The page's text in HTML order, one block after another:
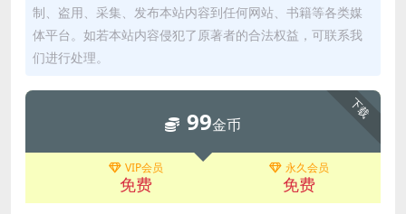
制、盗用、采集、发布本站内容到任何网站、书籍等各类媒
体平台。如若本站内容侵犯了原著者的合法权益，可联系我
们进行处理。
下载
99金币
VIP会员
免费
永久会员
免费